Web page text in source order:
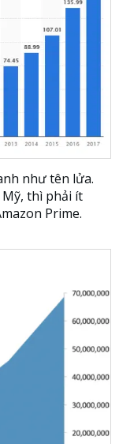
như tên lửa.
thì phải ít
Prime.